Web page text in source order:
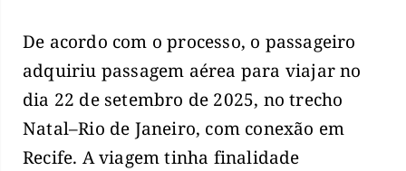
De acordo com o processo, o passageiro
adquiriu passagem aérea para viajar no
dia 22 de setembro de 2025, no trecho
Natal–Rio de Janeiro, com conexão em
Recife. A viagem tinha finalidade